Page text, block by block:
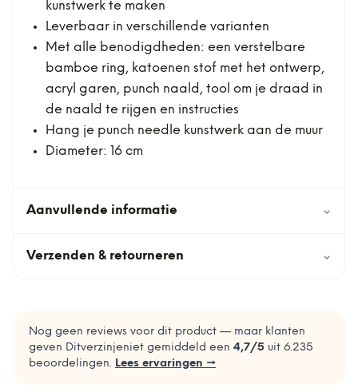
kunstwerk te maken
Leverbaar in verschillende varianten
Met alle benodigdheden: een verstelbare
bamboe ring, katoenen stof met het ontwerp,
acryl garen, punch naald, tool om je draad in
de naald te rijgen en instructies
Hang je punch needle kunstwerk aan de muur
Diameter: 16 cm
Aanvullende informatie ⌄
Verzenden & retourneren ⌄
Nog geen reviews voor dit product — maar klanten
geven Ditverzinjeniet gemiddeld een 4,7/5 uit 6.235
beoordelingen. Lees ervaringen →